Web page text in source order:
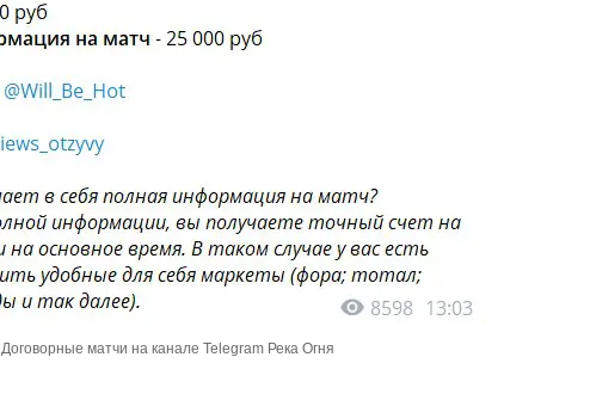
Договорные матчи на канале Telegram Река Огня